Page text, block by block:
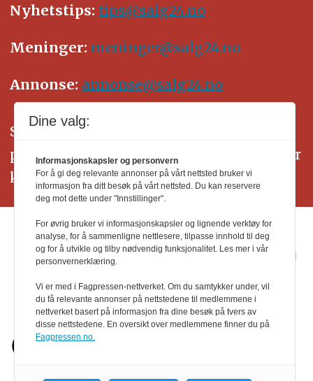
Nyhetstips: tips@salg24.no
Meninger: meninger@salg24.no
Annonse: annonse@salg24.no
SALG24 arbeider etter Vær Varsom-
plakatens regler for god presseskikk. Her
kan du lese mer omPFUsarbeid.
Dine valg:
Informasjonskapsler og personvern
For å gi deg relevante annonser på vårt nettsted bruker vi
informasjon fra ditt besøk på vårt nettsted. Du kan reservere
deg mot dette under "Innstillinger".
For øvrig bruker vi informasjonskapsler og lignende verktøy for
analyse, for å sammenligne nettlesere, tilpasse innhold til deg
og for å utvikle og tilby nødvendig funksjonalitet. Les mer i vår
personvernerklæring.
Vi er med i Fagpressen-nettverket. Om du samtykker under, vil
du få relevante annonser på nettstedene til medlemmene i
nettverket basert på informasjon fra dine besøk på tvers av
disse nettstedene. En oversikt over medlemmene finner du på
Fagpressen.no.